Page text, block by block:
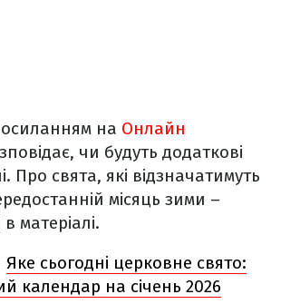
на Онлайн
чи будуть додаткові
Про свята, які відзначатимуть
місяць зими –
матеріалі.
Яке сьогодні церковне свято:
календар на січень 2026